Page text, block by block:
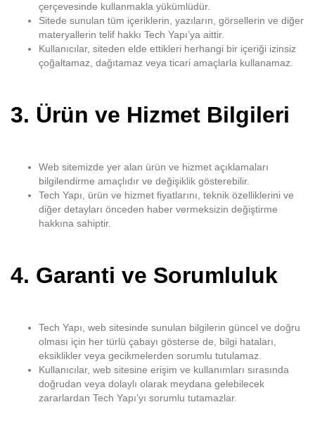
çerçevesinde kullanmakla yükümlüdür.
Sitede sunulan tüm içeriklerin, yazıların, görsellerin ve diğer
materyallerin telif hakkı Tech Yapı’ya aittir.
Kullanıcılar, siteden elde ettikleri herhangi bir içeriği izinsiz
çoğaltamaz, dağıtamaz veya ticari amaçlarla kullanamaz.
3. Ürün ve Hizmet Bilgileri
Web sitemizde yer alan ürün ve hizmet açıklamaları
bilgilendirme amaçlıdır ve değişiklik gösterebilir.
Tech Yapı, ürün ve hizmet fiyatlarını, teknik özelliklerini ve
diğer detayları önceden haber vermeksizin değiştirme
hakkına sahiptir.
4. Garanti ve Sorumluluk
Tech Yapı, web sitesinde sunulan bilgilerin güncel ve doğru
olması için her türlü çabayı gösterse de, bilgi hataları,
eksiklikler veya gecikmelerden sorumlu tutulamaz.
Kullanıcılar, web sitesine erişim ve kullanımları sırasında
doğrudan veya dolaylı olarak meydana gelebilecek
zararlardan Tech Yapı’yı sorumlu tutamazlar.